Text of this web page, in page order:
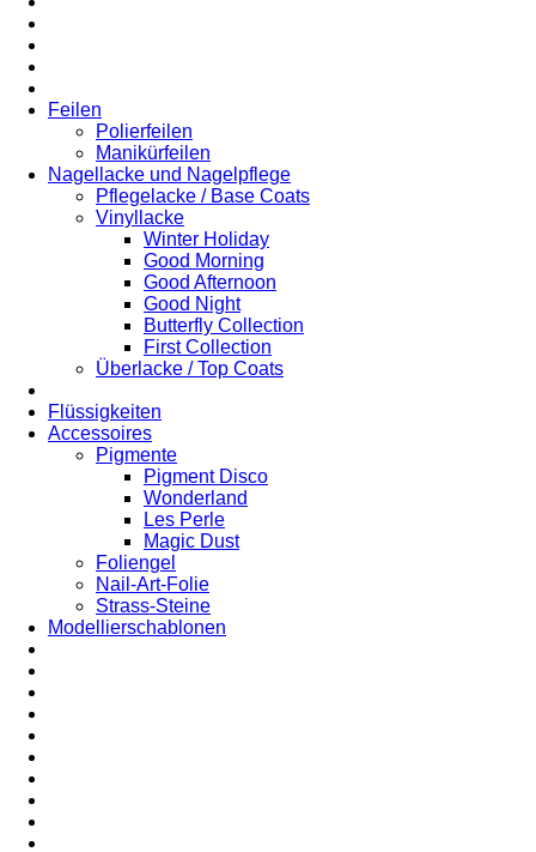
Feilen
Polierfeilen
Manikürfeilen
Nagellacke und Nagelpflege
Pflegelacke / Base Coats
Vinyllacke
Winter Holiday
Good Morning
Good Afternoon
Good Night
Butterfly Collection
First Collection
Überlacke / Top Coats
Flüssigkeiten
Accessoires
Pigmente
Pigment Disco
Wonderland
Les Perle
Magic Dust
Foliengel
Nail-Art-Folie
Strass-Steine
Modellierschablonen